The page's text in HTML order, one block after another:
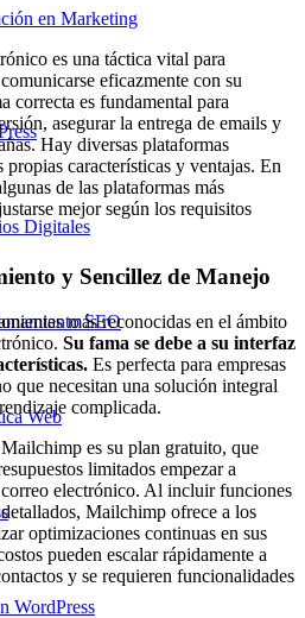
Digitales
SEO
Web
WordPress
en Marketing
es una táctica vital para
eficazmente con su
correcta es fundamental para
asegurar la entrega de emails y
Hay diversas plataformas
características y ventajas. En
de las plataformas más
mejor según los requisitos
y Sencillez de Manejo
más reconocidas en el ámbito
Su fama se debe a su interfaz
Es perfecta para empresas
que necesitan una solución integral
complicada.
es su plan gratuito, que
limitados empezar a
electrónico. Al incluir funciones
Mailchimp ofrece a los
optimizaciones continuas en sus
pueden escalar rápidamente a
y se requieren funcionalidades